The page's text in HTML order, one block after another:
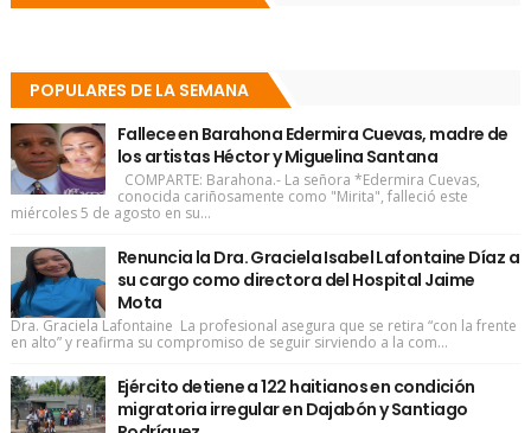
POPULARES DE LA SEMANA
Fallece en Barahona Edermira Cuevas, madre de
los artistas Héctor y Miguelina Santana
COMPARTE: Barahona.- La señora *Edermira Cuevas,
conocida cariñosamente como "Mirita", falleció este
miércoles 5 de agosto en su...
Renuncia la Dra. Graciela Isabel Lafontaine Díaz a
su cargo como directora del Hospital Jaime
Mota
Dra. Graciela Lafontaine La profesional asegura que se retira “con la frente
en alto” y reafirma su compromiso de seguir sirviendo a la com...
Ejército detiene a 122 haitianos en condición
migratoria irregular en Dajabón y Santiago